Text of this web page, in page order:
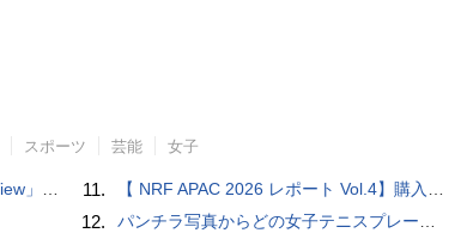
スポーツ 芸能 女子
言われる？ 11. 【 NRF APAC 2026 レポート Vol.4】購入の瞬間に眠る価値 Transaction Momentとリテールの次の成長戦略
12. パンチラ写真からどの女子テニスプレーヤーのものなのか当てるクイズ「Tennis Upskirts」